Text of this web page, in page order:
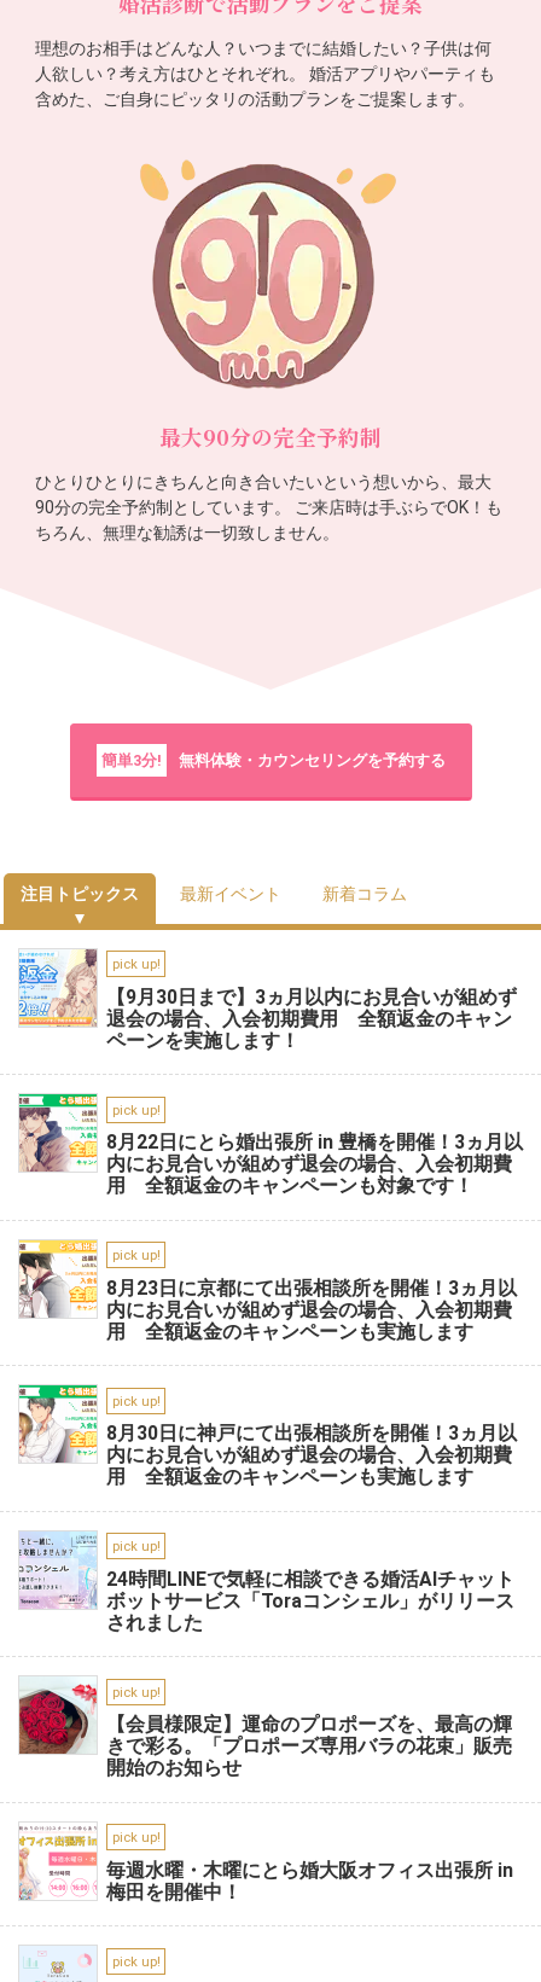
理想のお相手はどんな人？いつまでに結婚したい？子供は何
人欲しい？考え方はひとそれぞれ。 婚活アプリやパーティも
含めた、ご自身にピッタリの活動プランをご提案します。
最大90分の完全予約制
ひとりひとりにきちんと向き合いたいという想いから、最大
90分の完全予約制としています。 ご来店時は手ぶらでOK！も
ちろん、無理な勧誘は一切致しません。
簡単3分! 無料体験・カウンセリングを予約する
注目トピックス 最新イベント 新着コラム
pick up!
【9月30日まで】3ヵ月以内にお見合いが組めず
退会の場合、入会初期費用 全額返金のキャン
ペーンを実施します！
pick up!
8月22日にとら婚出張所 in 豊橋を開催！3ヵ月以
内にお見合いが組めず退会の場合、入会初期費
用 全額返金のキャンペーンも対象です！
pick up!
8月23日に京都にて出張相談所を開催！3ヵ月以
内にお見合いが組めず退会の場合、入会初期費
用 全額返金のキャンペーンも実施します
pick up!
8月30日に神戸にて出張相談所を開催！3ヵ月以
内にお見合いが組めず退会の場合、入会初期費
用 全額返金のキャンペーンも実施します
pick up!
24時間LINEで気軽に相談できる婚活AIチャット
ボットサービス「Toraコンシェル」がリリース
されました
pick up!
【会員様限定】運命のプロポーズを、最高の輝
きで彩る。「プロポーズ専用バラの花束」販売
開始のお知らせ
pick up!
毎週水曜・木曜にとら婚大阪オフィス出張所 in
梅田を開催中！
pick up!